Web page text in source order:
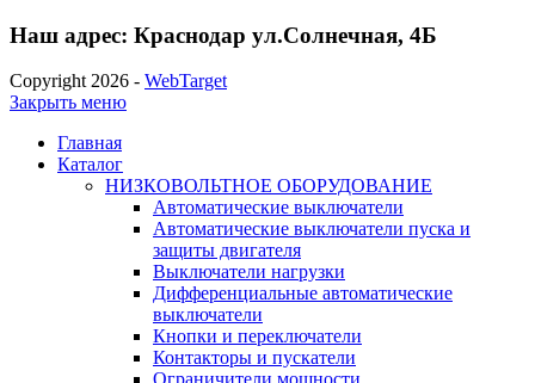
Наш адрес: Краснодар ул.Солнечная, 4Б
Copyright 2026 - WebTarget
Закрыть меню
Главная
Каталог
НИЗКОВОЛЬТНОЕ ОБОРУДОВАНИЕ
Автоматические выключатели
Автоматические выключатели пуска и
защиты двигателя
Выключатели нагрузки
Дифференциальные автоматические
выключатели
Кнопки и переключатели
Контакторы и пускатели